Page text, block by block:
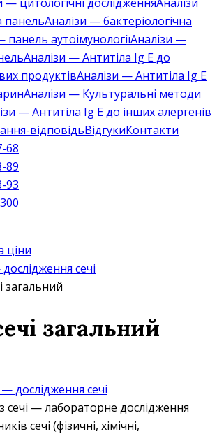
панельАналізи — бактеріологічна
панель аутоімунологіїАналізи —
Аналізи — Антитіла Ig E до
продуктівАналізи — Антитіла Ig E
Аналізи — Культуральні методи
— Антитіла Ig E до інших алергенів
відповідьВідгукиКонтакти
68
89
93
ціни
сечі
загальний
загальний
дослідження сечі
сечі — лабораторне дослідження
сечі (фізичні, хімічні,